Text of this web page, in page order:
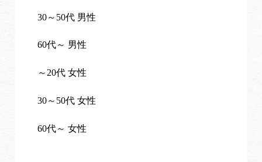
30～50代 男性
60代～ 男性
～20代 女性
30～50代 女性
60代～ 女性